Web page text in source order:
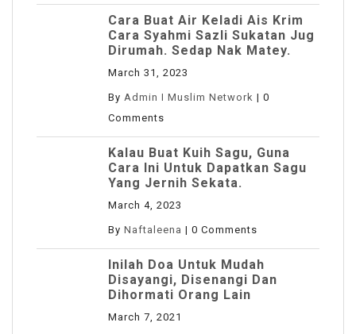
Cara Buat Air Keladi Ais Krim
Cara Syahmi Sazli Sukatan Jug
Dirumah. Sedap Nak Matey.
March 31, 2023
By Admin I Muslim Network | 0
Comments
Kalau Buat Kuih Sagu, Guna
Cara Ini Untuk Dapatkan Sagu
Yang Jernih Sekata.
March 4, 2023
By Naftaleena | 0 Comments
Inilah Doa Untuk Mudah
Disayangi, Disenangi Dan
Dihormati Orang Lain
March 7, 2021